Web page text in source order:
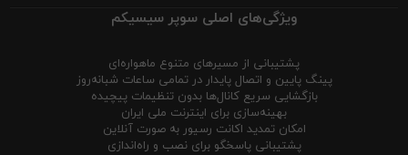
ویژگی‌های اصلی سوپر سیسیکم
پشتیبانی از مسیرهای متنوع ماهواره‌ای
پینگ پایین و اتصال پایدار در تمامی ساعات شبانه‌روز
بازگشایی سریع کانال‌ها بدون تنظیمات پیچیده
بهینه‌سازی برای اینترنت ملی ایران
امکان تمدید اکانت رسیور به صورت آنلاین
پشتیبانی پاسخگو برای نصب و راه‌اندازی